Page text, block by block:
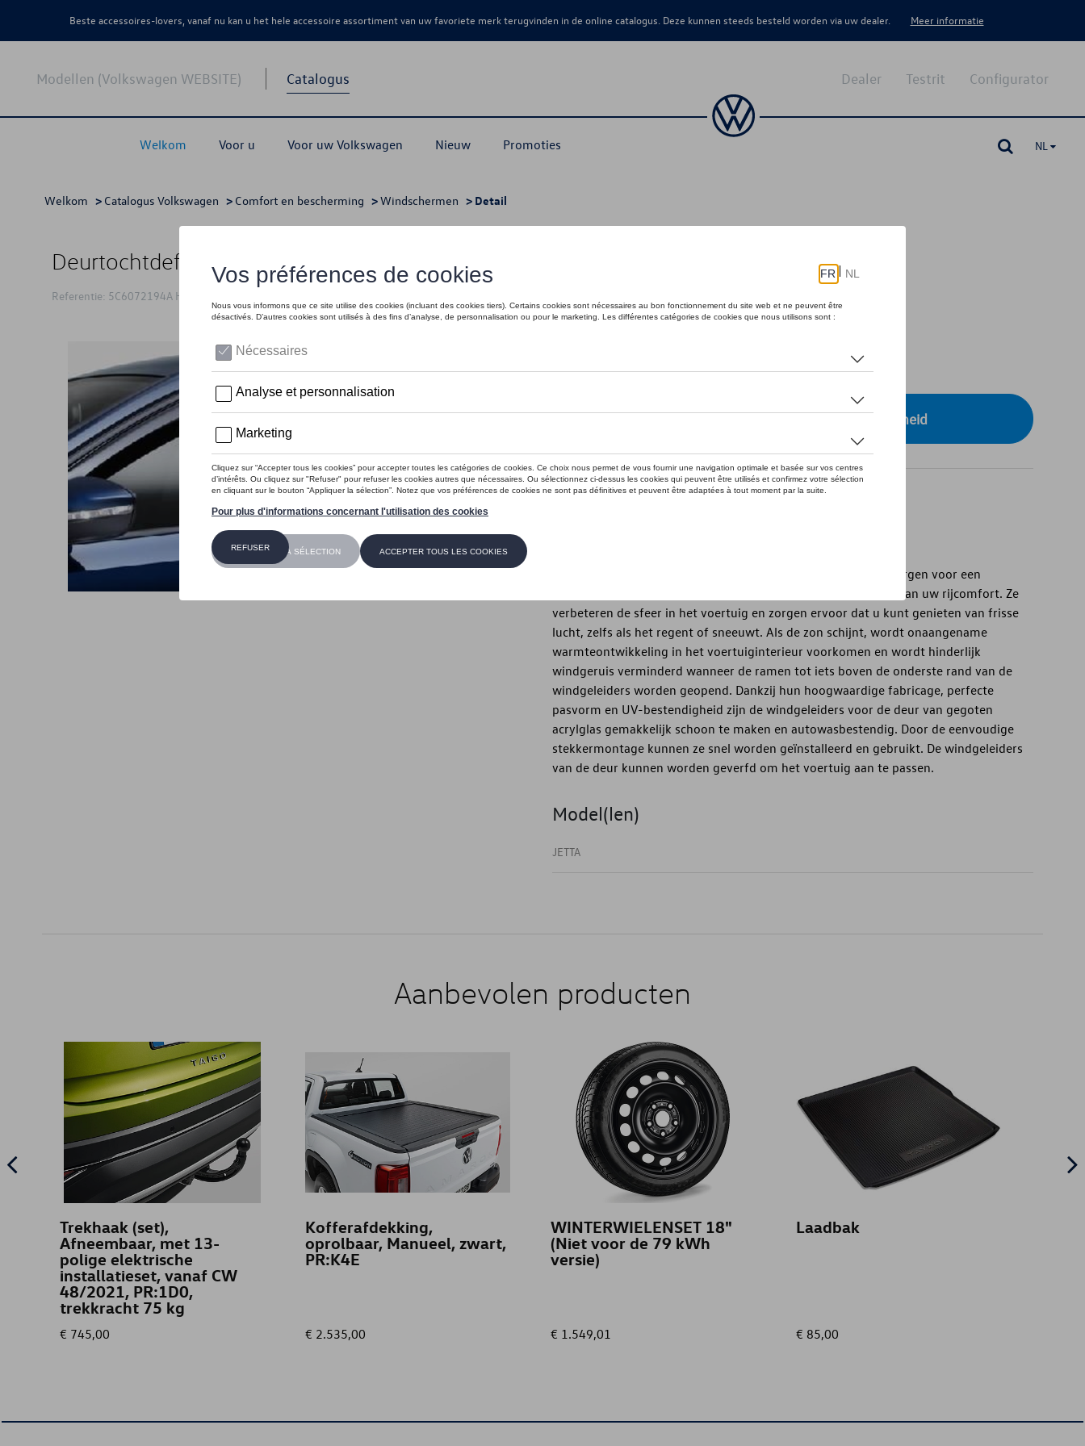
Beste accessoires-lovers, vanaf nu kan u het hele accessoire assortiment van uw favoriete merk terugvinden in de online catalogus. Deze kunnen steeds besteld worden via uw dealer. Meer informatie
Modellen (Volkswagen WEBSITE) Catalogus
Welkom Voor u Voor uw Volkswagen Nieuw Promoties
Configurator
Testrit
Dealer
NL
Welkom > Catalogus Volkswagen > Comfort en bescherming >Windschermen > Detail
Deurtochtdeflector, achterkant
Referentie: 5C6072194A HU3
Dit product is momenteel niet op stock
Contacteer uw dealer voor beschikbaarheid
Introductie
De originele Volkswagen-windgeleiders voor de zijportieren zorgen voor een
optimale ventilatie van het voertuiginterieur en dragen zo bij aan uw rijcomfort. Ze
verbeteren de sfeer in het voertuig en zorgen ervoor dat u kunt genieten van frisse
lucht, zelfs als het regent of sneeuwt. Als de zon schijnt, wordt onaangename
warmteontwikkeling in het voertuiginterieur voorkomen en wordt hinderlijk
windgeruis verminderd wanneer de ramen tot iets boven de onderste rand van de
windgeleiders worden geopend. Dankzij hun hoogwaardige fabricage, perfecte
pasvorm en UV-bestendigheid zijn de windgeleiders voor de deur van gegoten
acrylglas gemakkelijk schoon te maken en autowasbestendig. Door de eenvoudige
stekkermontage kunnen ze snel worden geïnstalleerd en gebruikt. De windgeleiders
van de deur kunnen worden geverfd om het voertuig aan te passen.
Model(len)
JETTA
Aanbevolen producten
Trekhaak (set),
Afneembaar, met 13-
polige elektrische
installatieset, vanaf CW
48/2021, PR:1D0,
trekkracht 75 kg
€ 745,00
Kofferafdekking,
oprolbaar, Manueel, zwart,
PR:K4E
€ 2.535,00
WINTERWIELENSET 18"
(Niet voor de 79 kWh
versie)
€ 1.549,01
Laadbak
€ 85,00